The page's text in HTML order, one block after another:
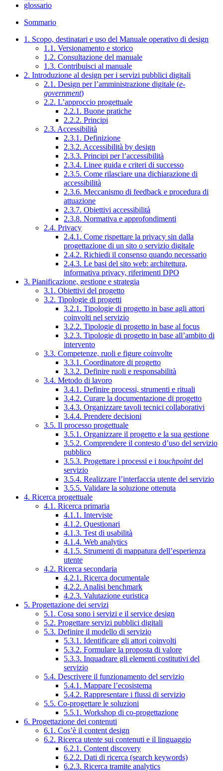
glossario
Sommario
1. Scopo, destinatari e uso del Manuale operativo di design
1.1. Versionamento e storico
1.2. Consultazione del manuale
1.3. Contribuisci al manuale
2. Introduzione al design per i servizi pubblici digitali
2.1. Design per l’amministrazione digitale (e-
government)
2.2. L’approccio progettuale
2.2.1. Buone pratiche
2.2.2. Principi
2.3. Accessibilità
2.3.1. Definizione
2.3.2. Accessibilità by design
2.3.3. Principi per l’accessibilità
2.3.4. Linee guida e criteri di successo
2.3.5. Come rilasciare una dichiarazione di
accessibilità
2.3.6. Meccanismo di feedback e procedura di
attuazione
2.3.7. Obiettivi accessibilità
2.3.8. Normativa e approfondimenti
2.4. Privacy
2.4.1. Come rispettare la privacy sin dalla
progettazione di un sito o servizio digitale
2.4.2. Richiedi il consenso quando necessario
2.4.3. Le basi del sito web: architettura,
informativa privacy, riferimenti DPO
3. Pianificazione, gestione e strategia
3.1. Obiettivi del progetto
3.2. Tipologie di progetti
3.2.1. Tipologie di progetto in base agli attori
coinvolti nel servizio
3.2.2. Tipologie di progetto in base al focus
3.2.3. Tipologie di progetto in base all’ambito di
intervento
3.3. Competenze, ruoli e figure coinvolte
3.3.1. Coordinatore di progetto
3.3.2. Definire ruoli e responsabilità
3.4. Metodo di lavoro
3.4.1. Definire processi, strumenti e rituali
3.4.2. Curare la documentazione di progetto
3.4.3. Organizzare tavoli tecnici collaborativi
3.4.4. Prendere decisioni
3.5. Il processo progettuale
3.5.1. Organizzare il progetto e la sua gestione
3.5.2. Comprendere il contesto d’uso del servizio
pubblico
3.5.3. Progettare i processi e i touchpointdel
servizio
3.5.4. Realizzare l’interfaccia utente del servizio
3.5.5. Validare la soluzione ottenuta
4. Ricerca progettuale
4.1. Ricerca primaria
4.1.1. Interviste
4.1.2. Questionari
4.1.3. Test di usabilità
4.1.4. Web analytics
4.1.5. Strumenti di mappatura dell’esperienza
utente
4.2. Ricerca secondaria
4.2.1. Ricerca documentale
4.2.2. Analisi benchmark
4.2.3. Valutazione euristica
5. Progettazione dei servizi
5.1. Cosa sono i servizi e il service design
5.2. Progettare servizi pubblici digitali
5.3. Definire il modello di servizio
5.3.1. Identificare gli attori coinvolti
5.3.2. Formulare la proposta di valore
5.3.3. Inquadrare gli elementi costitutivi del
servizio
5.4. Descrivere il funzionamento del servizio
5.4.1. Mappare l’ecosistema
5.4.2. Rappresentare i flussi di servizio
5.5. Co-progettare le soluzioni
5.5.1. Workshop di co-progettazione
6. Progettazione dei contenuti
6.1. Cos’è il content design
6.2. Ricerca utente sui contenuti e il linguaggio
6.2.1. Content discovery
6.2.2. Dati di ricerca (search keywords)
6.2.3. Ricerca tramite analytics